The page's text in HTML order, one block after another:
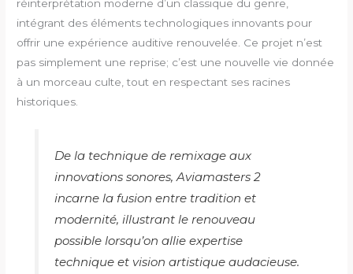
réinterprétation moderne d’un classique du genre,
intégrant des éléments technologiques innovants pour
offrir une expérience auditive renouvelée. Ce projet n’est
pas simplement une reprise; c’est une nouvelle vie donnée
à un morceau culte, tout en respectant ses racines
historiques.
De la technique de remixage aux
innovations sonores,Aviamasters 2
incarne la fusion entre tradition et
modernité, illustrant le renouveau
possible lorsqu’on allie expertise
technique et vision artistique audacieuse.